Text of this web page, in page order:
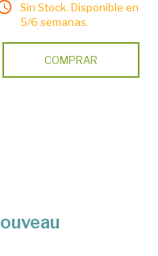
Sin Stock. Disponible en
5/6 semanas.
COMPRAR